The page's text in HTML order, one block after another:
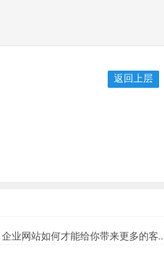
返回上层
企业网站如何才能给你带来更多的客户？